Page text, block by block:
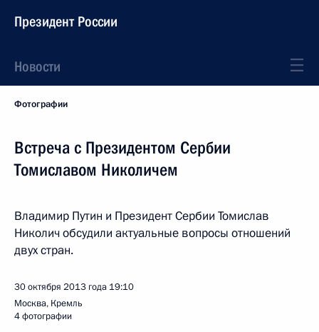
Президент России
Новости
Фотографии
Встреча с Президентом Сербии
Томиславом Николичем
Владимир Путин и Президент Сербии Томислав
Николич обсудили актуальные вопросы отношений
двух стран.
30 октября 2013 года 19:10
Москва, Кремль
4 фотографии